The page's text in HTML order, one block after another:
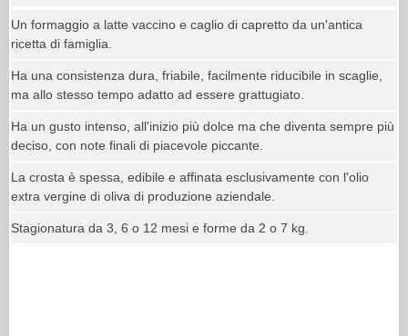
Un formaggio a latte vaccino e caglio di capretto da un'antica
ricetta di famiglia.
Ha una consistenza dura, friabile, facilmente riducibile in scaglie,
ma allo stesso tempo adatto ad essere grattugiato.
Ha un gusto intenso, all'inizio più dolce ma che diventa sempre più
deciso, con note finali di piacevole piccante.
La crosta è spessa, edibile e affinata esclusivamente con l'olio
extra vergine di oliva di produzione aziendale.
Stagionatura da 3, 6 o 12 mesi e forme da 2 o 7 kg.